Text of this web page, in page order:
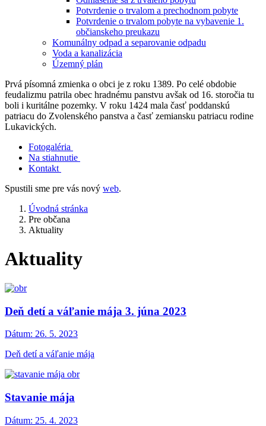
Potvrdenie o trvalom a prechodnom pobyte
Potvrdenie o trvalom pobyte na vybavenie 1.
občianskeho preukazu
Komunálny odpad a separovanie odpadu
Voda a kanalizácia
Územný plán
Prvá písomná zmienka o obci je z roku 1389. Po celé obdobie
feudalizmu patrila obec hradnému panstvu avšak od 16. storočia tu
boli i kuritálne pozemky. V roku 1424 mala časť poddanskú
patriacu do Zvolenského panstva a časť zemiansku patriacu rodine
Lukavických.
Fotogaléria
Na stiahnutie
Kontakt
Spustili sme pre vás nový web.
Úvodná stránka
Pre občana
Aktuality
Aktuality
Deň detí a váľanie mája 3. júna 2023
Dátum: 26. 5. 2023
Deň detí a váľanie mája
Stavanie mája
Dátum: 25. 4. 2023